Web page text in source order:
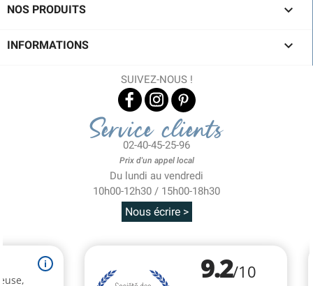
NOS PRODUITS 
INFORMATIONS 
SUIVEZ-NOUS !
Service clients
02-40-45-25-96
Prix d'un appel local
Du lundi au vendredi
10h00-12h30 / 15h00-18h30
Nous écrire >